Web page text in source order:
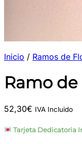
Inicio / Ramos de
Ramo de
52,30€ IVA Incluido
Tarjeta Dedicatoria